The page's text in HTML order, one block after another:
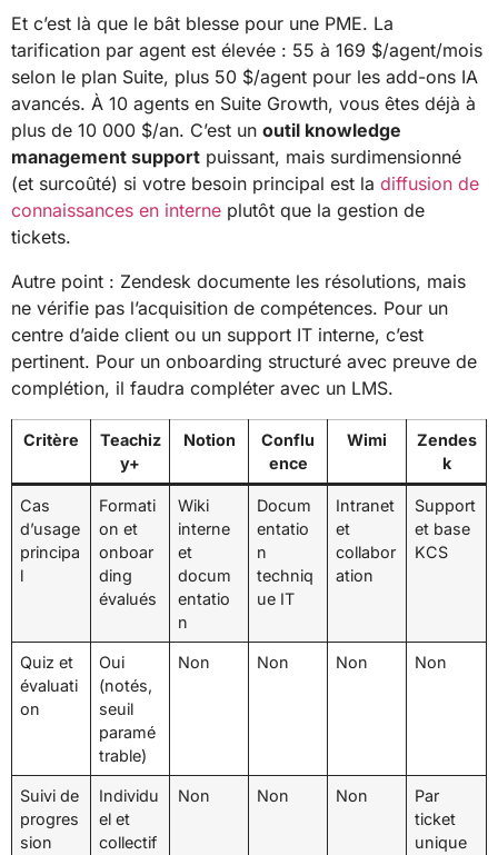
Et c’est là que le bât blesse pour une PME. La
tarification par agent est élevée : 55 à 169 $/agent/mois
selon le plan Suite, plus 50 $/agent pour les add-ons IA
avancés. À 10 agents en Suite Growth, vous êtes déjà à
plus de 10 000 $/an. C’est un outil knowledge
management support puissant, mais surdimensionné
(et surcoûté) si votre besoin principal est la diffusion de
connaissances en interne plutôt que la gestion de
tickets.
Autre point : Zendesk documente les résolutions, mais
ne vérifie pas l’acquisition de compétences. Pour un
centre d’aide client ou un support IT interne, c’est
pertinent. Pour un onboarding structuré avec preuve de
complétion, il faudra compléter avec un LMS.
Critère
Teachiz
y+
Notion
Conflu
ence
Wimi
Zendes
k
Cas
d’usage
principa
l
Formati
on et
onboar
ding
évalués
Wiki
interne
et
docum
entatio
n
Docum
entatio
n
techniq
ue IT
Intranet
et
collabor
ation
Support
et base
KCS
Quiz et
évaluati
on
Oui
(notés,
seuil
paramé
trable)
Non Non Non Non
Suivi de
progres
sion
Individu
el et
collectif
Non Non Non
Par
ticket
unique